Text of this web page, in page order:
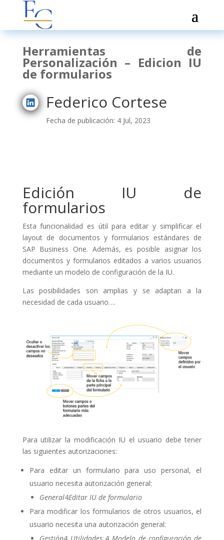
Herramientas de
Personalización – Edicion IU
de formularios
Federico Cortese
Fecha de publicación: 4 Jul, 2023
Edición IU de
formularios
Esta funcionalidad es útil para editar y simplificar el
layout de documentos y formularios estándares de
SAP Business One. Además, es posible asignar los
documentos y formularios editados a varios usuarios
mediante un modelo de configuración de la IU.
Las posibilidades son amplias y se adaptan a la
necesidad de cada usuario….
Para utilizar la modificación IU el usuario debe tener
las siguientes autorizaciones:
Para editar un formulario para uso personal, el
usuario necesita autorización general:
General4Editar IU de formulario
Para modificar los formularios de otros usuarios, el
usuario necesita una autorización general: